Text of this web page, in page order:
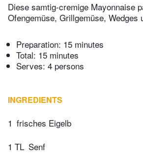
Diese samtig-cremige Mayonnaise
Ofengemüse, Grillgemüse, Wedges
Preparation: 15 minutes
Total: 15 minutes
Serves: 4 persons
INGREDIENTS
1 frisches Eigelb
1 TL Senf